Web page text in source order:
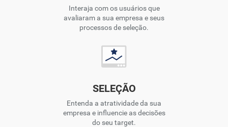
Interaja com os usuários que
avaliaram a sua empresa e seus
processos de seleção.
SELEÇÃO
Entenda a atratividade da sua
empresa e influencie as decisões
do seu target.